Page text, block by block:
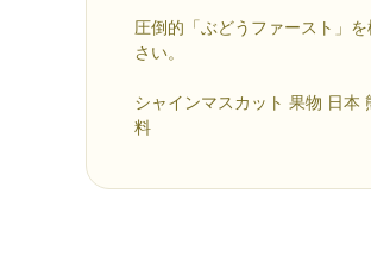
圧倒的「ぶどうファースト」
さい。
シャインマスカット 果物 日本
料